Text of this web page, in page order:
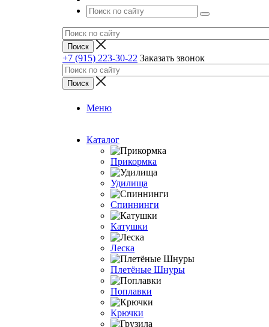
+7 (915) 223-30-22 Заказать звонок
Меню
Каталог
Прикормка
Удилища
Спиннинги
Катушки
Леска
Плетёные Шнуры
Поплавки
Крючки